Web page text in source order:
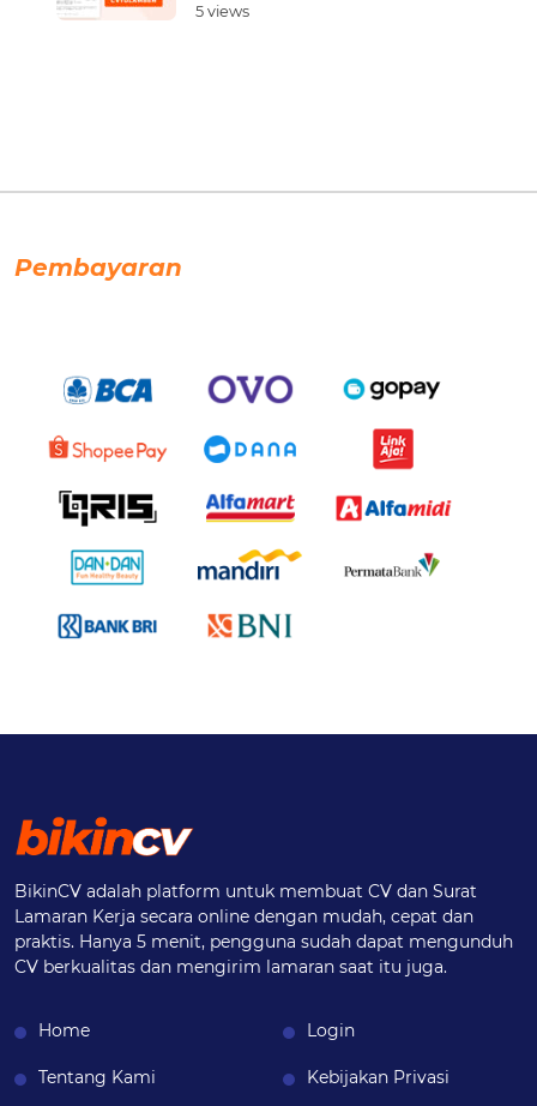
5 views
Pembayaran
BikinCV adalah platform untuk membuat CV dan Surat
Lamaran Kerja secara online dengan mudah, cepat dan
praktis. Hanya 5 menit, pengguna sudah dapat mengunduh
CV berkualitas dan mengirim lamaran saat itu juga.
Home
Tentang Kami
Login
Kebijakan Privasi